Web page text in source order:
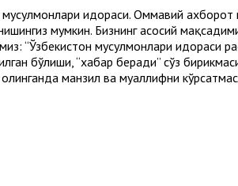
идораси. Оммавий ахборот
мумкин. Бизнинг асосий
“Ўзбекистон мусулмонлари идораси
бўлиши, “хабар беради” сўз
манзил ва муаллифни